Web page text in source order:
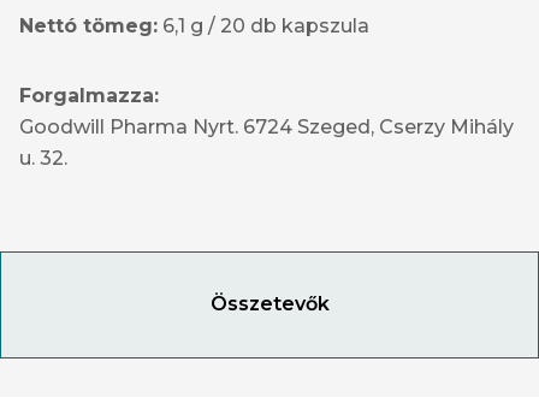
Összetevők
Nettó tömeg: 6,1 g / 20 db kapszula
Forgalmazza:
Goodwill Pharma Nyrt. 6724 Szeged, Cserzy Mihály
u. 32.